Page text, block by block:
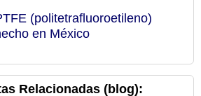
(politetrafluoroetileno)
en México
Relacionadas (blog):